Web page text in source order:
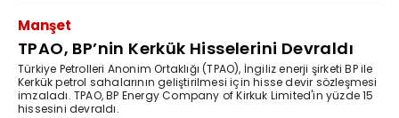
Manşet
TPAO, BP’nin Kerkük Hisselerini Devraldı
Türkiye Petrolleri Anonim Ortaklığı (TPAO), İngiliz enerji şirketi BP ile
Kerkük petrol sahalarının geliştirilmesi için hisse devir sözleşmesi
imzaladı. TPAO, BP Energy Company of Kirkuk Limited'in yüzde 15
hissesini devraldı.